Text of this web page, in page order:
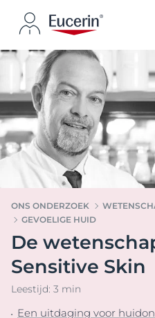
ONS ONDERZOEK
GEVOELIGE HUID
De
Sensitive Skin
Leestijd: 3 min
Een uitdaging voor